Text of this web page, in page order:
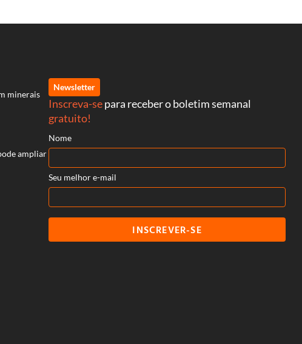
minerais
ampliar
Newsletter
Inscreva-separa receber o boletim semanal
gratuito!
Nome
Seu melhor e-mail
INSCREVER-SE